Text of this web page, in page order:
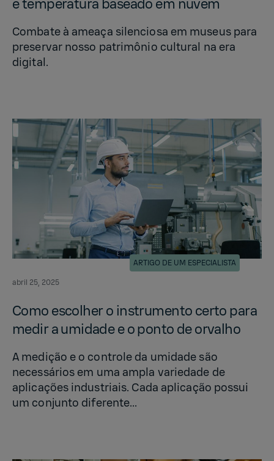
e tem­per­atura baseado em nuvem
Combate à ameaça silenciosa em museus para
preservar nosso patrimônio cultural na era
digital.
abril 25, 2025
ARTIGO DE UM ESPECIALISTA
Como es­col­her o in­stru­mento certo para
medir a umi­dade e o ponto de or­valho
A medição e o controle da umidade são
necessários em uma ampla variedade de
aplicações industriais. Cada aplicação possui
um conjunto diferente...